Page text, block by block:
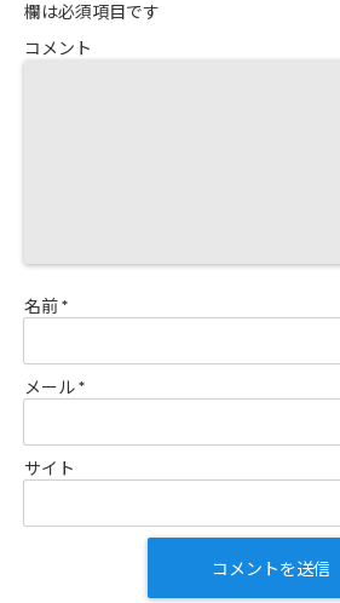
欄は必須項目です
コメント
名前*
メール*
サイト